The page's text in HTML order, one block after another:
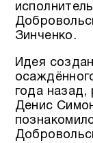
Зинченко.
Идея
года назад,
Денис